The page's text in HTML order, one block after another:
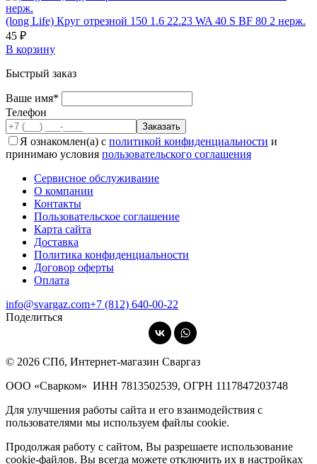
(long Life) Круг отрезной 150 1.6 22.23 WA 40 S BF 80 2 нерж.
45 ₽
В корзину
Быстрый заказ
Ваше имя*
Телефон
Я ознакомлен(а) с политикой конфиденциальности и
принимаю условия пользовательского соглашения
Сервисное обслуживание
О компании
Контакты
Пользовательское соглашение
Карта сайта
Доставка
Политика конфиденциальности
Договор оферты
Оплата
info@svargaz.com+7 (812) 640‑00‑22
Поделиться
© 2026 СПб, Интернет-магазин Сваргаз
ООО «Сварком» ИНН 7813502539, ОГРН 1117847203748
Для улучшения работы сайта и его взаимодействия с
пользователями мы используем файлы cookie.
Продолжая работу с сайтом, Вы разрешаете использование
cookie-файлов. Вы всегда можете отключить их в настройках